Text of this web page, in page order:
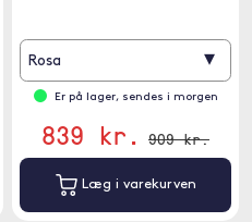
Rosa ▾
Er på lager, sendes i morgen
839 kr. 909 kr.
Læg i varekurven